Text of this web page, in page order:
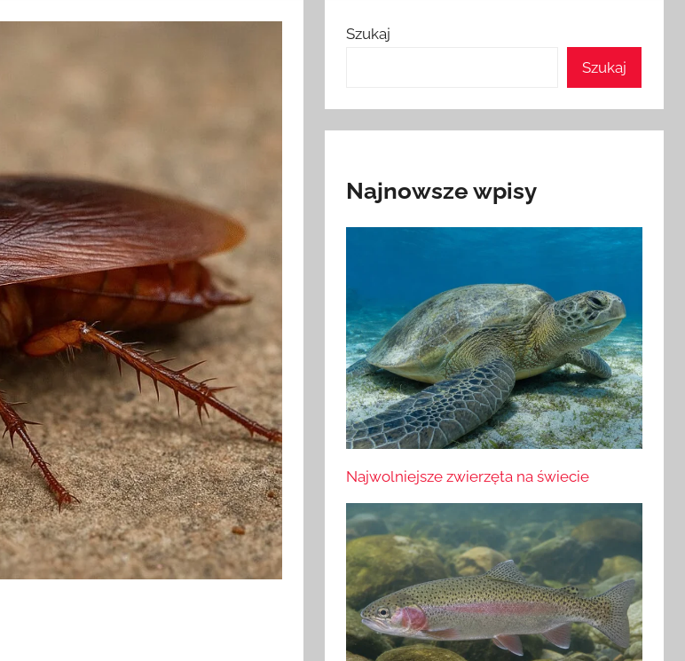
Szukaj
Szukaj
Najnowsze wpisy
Najwolniejsze zwierzęta na świecie